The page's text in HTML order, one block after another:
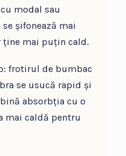
modal sau
șifonează mai
ține mai puțin cald.
frotirul de bumbac
se usucă rapid și
absorbția cu o
mai caldă pentru